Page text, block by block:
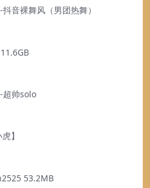
音裸舞风（男团热舞）
超帅solo
】
53.2MB